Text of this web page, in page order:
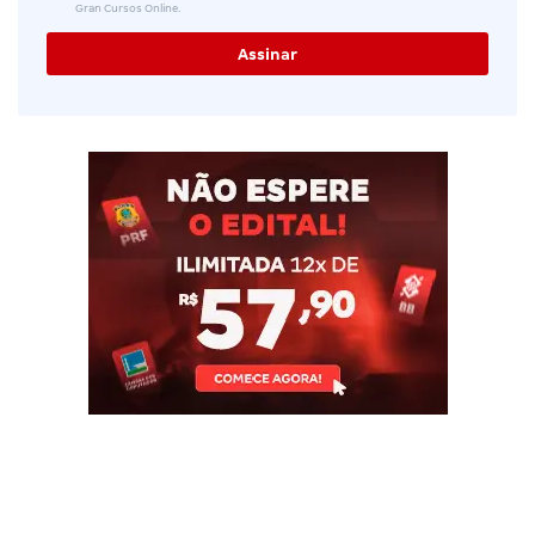
Gran Cursos Online.